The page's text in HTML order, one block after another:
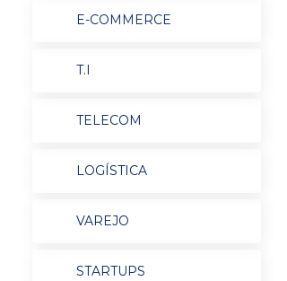
E-COMMERCE
T.I
TELECOM
LOGÍSTICA
VAREJO
STARTUPS